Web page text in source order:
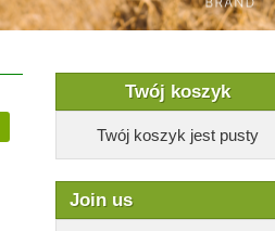
Twój koszyk
Twój koszyk jest pusty
Join us